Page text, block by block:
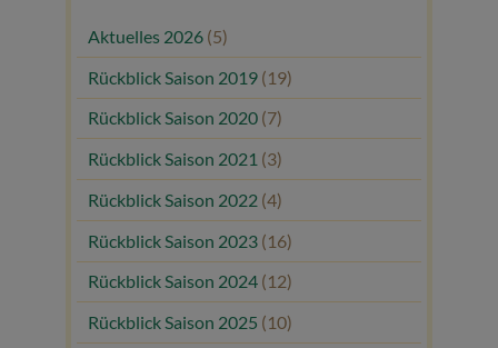
Aktuelles 2026 (5)
Rückblick Saison 2019 (19)
Rückblick Saison 2020 (7)
Rückblick Saison 2021 (3)
Rückblick Saison 2022 (4)
Rückblick Saison 2023 (16)
Rückblick Saison 2024 (12)
Rückblick Saison 2025 (10)